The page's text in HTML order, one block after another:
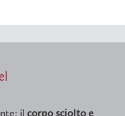
il corpo sciolto e